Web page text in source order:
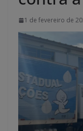
1 de fevereiro de